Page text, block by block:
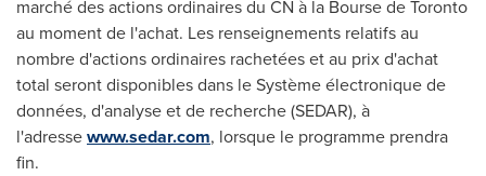
marché des actions ordinaires du CN à la Bourse deToronto
au moment de l'achat. Les renseignements relatifs au
nombre d'actions ordinaires rachetées et au prix d'achat
total seront disponibles dans le Système électronique de
données, d'analyse et de recherche (SEDAR), à
l'adressewww.sedar.com, lorsque le programme prendra
fin.